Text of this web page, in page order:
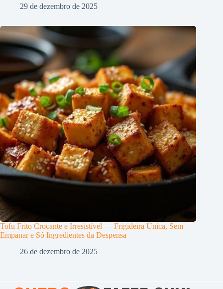
29 de dezembro de 2025
Tofu Frito Crocante e Irresistível — Frigideira Única, Sem
Empanar e Só Ingredientes da Despensa
26 de dezembro de 2025